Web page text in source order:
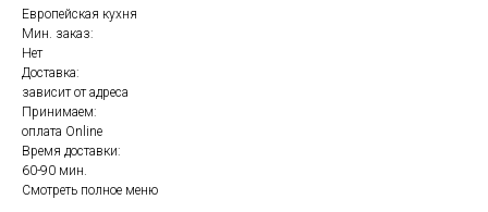
Европейская кухня
Мин. заказ:
Нет
Доставка:
зависит от адреса
Принимаем:
оплата Online
Время доставки:
60-90 мин.
Смотреть полное меню